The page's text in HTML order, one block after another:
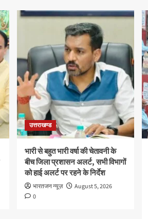
उत्तराखण्ड
भारी से बहुत भारी वर्षा की चेतावनी के
बीच जिला प्रशासन अलर्ट, सभी विभागों
को हाई अलर्ट पर रहने के निर्देश
भारतजन न्यूज़
August 5, 2026
0